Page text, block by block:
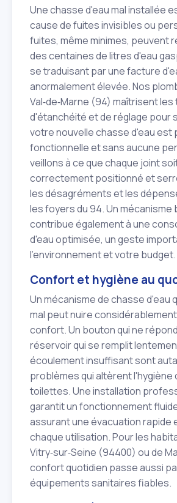
Une chasse d'eau mal installée
cause de fuites invisibles ou
fuites, même minimes, peuvent
des centaines de litres d'eau
se traduisant par une facture
anormalement élevée. Nos
Val‑de‑Marne (94) maîtrisent
d'étanchéité et de réglage pour
votre nouvelle chasse d'eau est
fonctionnelle et sans aucune
veillons à ce que chaque joint
correctement positionné et
les désagréments et les
les foyers du 94. Un mécanisme
contribue également à une
d'eau optimisée, un geste
l'environnement et votre budget.
Confort et hygiène au
Un mécanisme de chasse d'eau
mal peut nuire
confort. Un bouton qui ne
réservoir qui se remplit
écoulement insuffisant sont
problèmes qui altèrent l'hygiène
toilettes. Une installation
garantit un fonctionnement
assurant une évacuation rapide
chaque utilisation. Pour les
Vitry‑sur‑Seine (94400) ou de
confort quotidien passe aussi
équipements sanitaires fiables.